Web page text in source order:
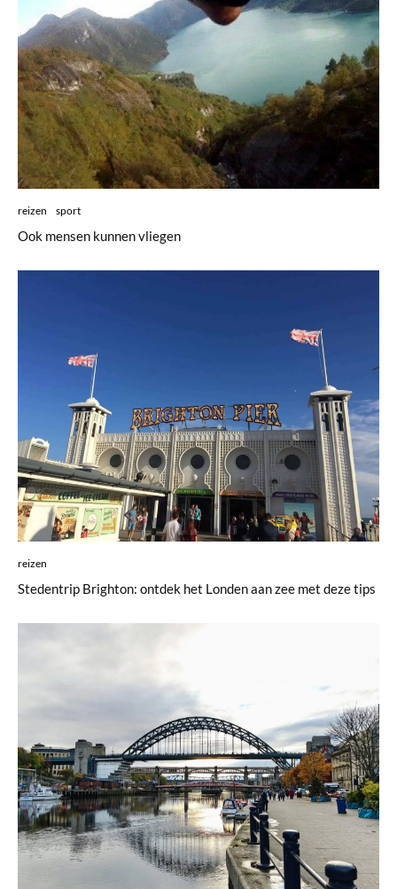
reizen sport
Ook mensen kunnen vliegen
reizen
Stedentrip Brighton: ontdek het Londen aan zee met deze tips